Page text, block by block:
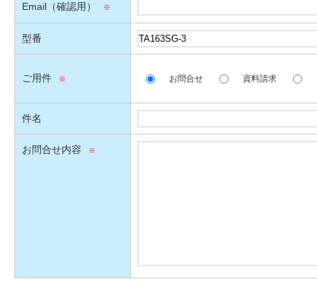
Email（確認用）
型番
ご用件 お問合せ 資料請求
件名
お問合せ内容